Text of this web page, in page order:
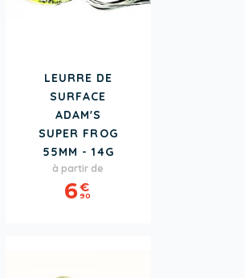
LEURRE DE
SURFACE
ADAM'S
SUPER FROG
55MM - 14G
Prix
à partir de
6€
90